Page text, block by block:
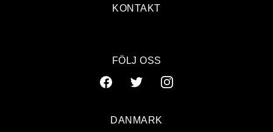
KONTAKT
FÖLJ OSS
DANMARK